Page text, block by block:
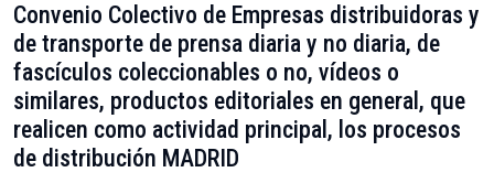
Convenio Colectivo de Empresas distribuidoras y
de transporte de prensa diaria y no diaria, de
fascículos coleccionables o no, vídeos o
similares, productos editoriales en general, que
realicen como actividad principal, los procesos
de distribución MADRID